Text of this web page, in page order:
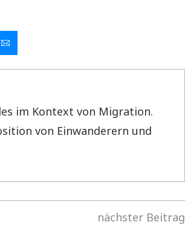
im Kontext von Migration.
von Einwanderern und
nächster Beitrag